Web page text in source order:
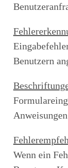
Benutzern
Wenn ein